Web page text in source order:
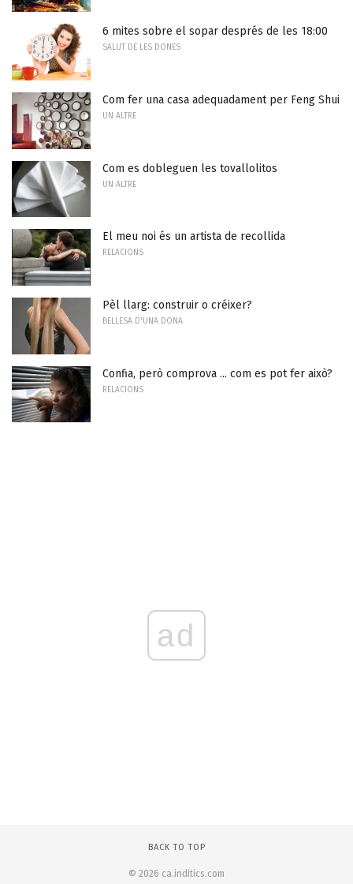
6 mites sobre el sopar després de les 18:00
SALUT DE LES DONES
Com fer una casa adequadament per Feng Shui
UN ALTRE
Com es dobleguen les tovallolitos
UN ALTRE
El meu noi és un artista de recollida
RELACIONS
Pèl llarg: construir o créixer?
BELLESA D'UNA DONA
Confia, però comprova ... com es pot fer això?
RELACIONS
ad
BACK TO TOP
© 2026 ca.inditics.com